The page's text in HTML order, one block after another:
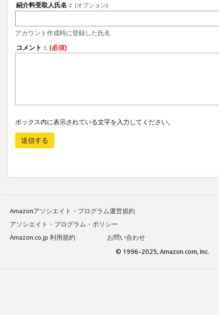
紹介料受取人氏名： (オプション)
アカウント作成時に登録した氏名
コメント： (必須)
ボックス内に表示されている文字を入力してください。
送信する
Amazonアソシエイト・プログラム運営規約
アソシエイト・プログラム・ポリシー
Amazon.co.jp 利用規約
お問い合わせ
© 1996-2025, Amazon.com, Inc.